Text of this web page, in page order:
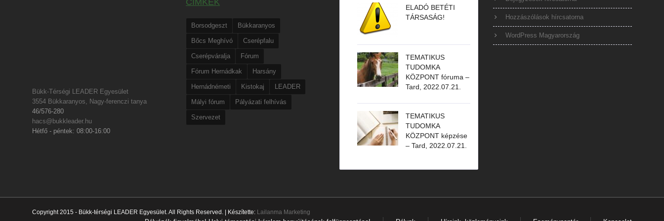
Bükk-Térségi LEADER Egyesület
3554 Bükkaranyos, Nagy-ferenczi tanya
46/576-280
hacs@bukkleader.hu
Hétfő - péntek: 08:00-16:00
Borsodgeszt Bükkaranyos
Bőcs Meghívó Cserépfalu
Cserépváralja Fórum
Fórum Hernádkak Harsány
Hernádnémeti Kistokaj LEADER
Mályi fórum Pályázati felhívás
Szervezet
ELADÓ BETÉTI
TÁRSASÁG!
TEMATIKUS
TUDOMKA
KÖZPONT fóruma –
Tard, 2022.07.21.
TEMATIKUS
TUDOMKA
KÖZPONT képzése
– Tard, 2022.07.21.
Hozzászólások hírcsatorna
WordPress Magyarország
Copyright 2015 - Bükk-térségi LEADER Egyesület. All Rights Reserved. | Készítette: Lailanma Marketing